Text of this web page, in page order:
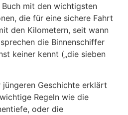
mit den wichtigsten
die für eine sichere Fahrt
den Kilometern, seit wann
die Binnenschiffer
keiner kennt („die sieben
Geschichte erklärt
Regeln wie die
oder die